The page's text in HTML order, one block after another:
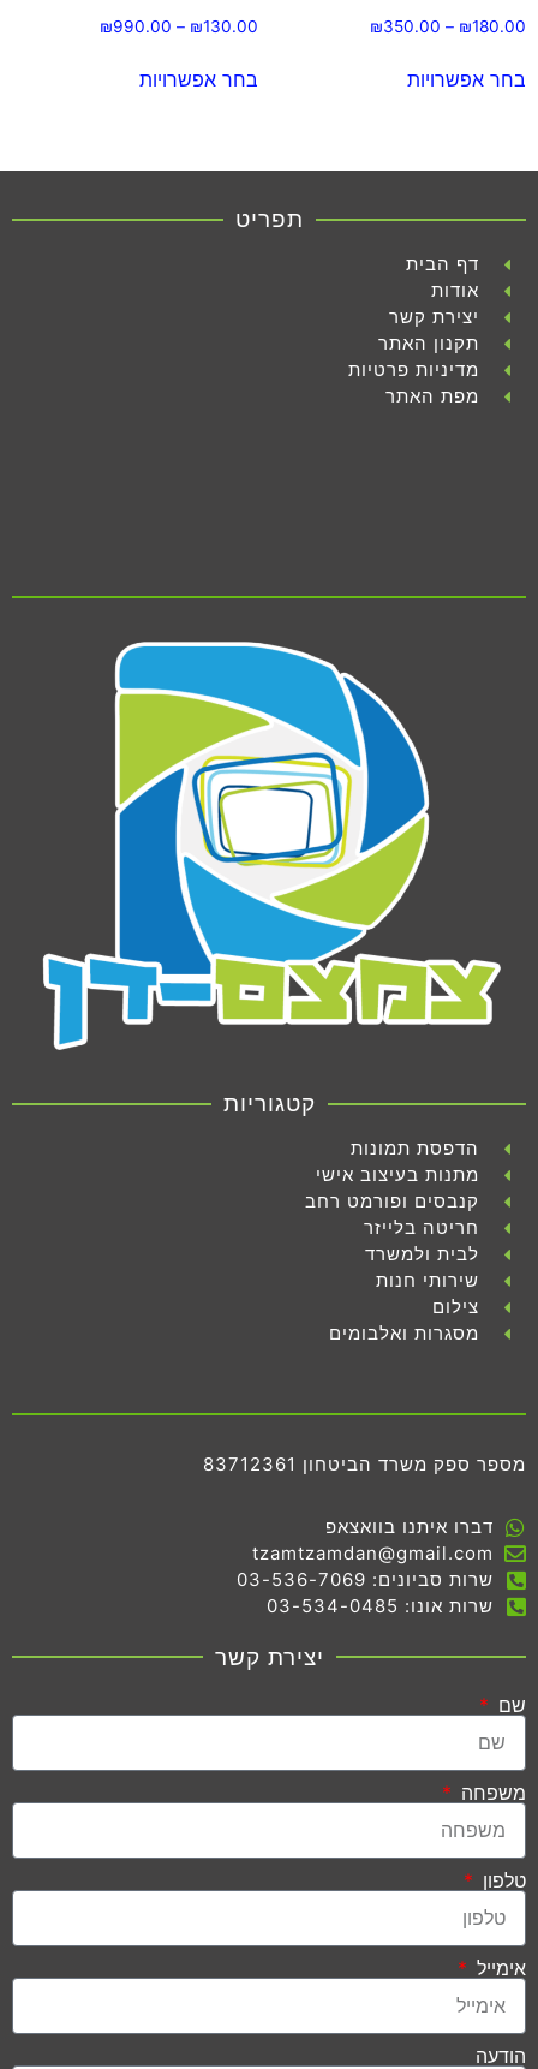
₪180.00
–
₪350.00
בחר אפשרויות
₪130.00
–
₪990.00
בחר אפשרויות
תפריט
דף הבית
אודות
יצירת קשר
תקנון האתר
מדיניות פרטיות
מפת האתר
קטגוריות
הדפסת תמונות
מתנות בעיצוב אישי
קנבסים ופורמט רחב
חריטה בלייזר
לבית ולמשרד
שירותי חנות
צילום
מסגרות ואלבומים
מספר ספק משרד הביטחון 83712361
דברו איתנו בוואצאפ
tzamtzamdan@gmail.com
שרות סביונים: 03-536-7069
שרות אונו: 03-534-0485
יצירת קשר
שם
משפחה
טלפון
אימייל
הודעה